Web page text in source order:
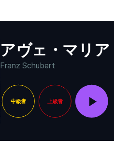
アヴェ・マリア
Franz Schubert
中級者 上級者